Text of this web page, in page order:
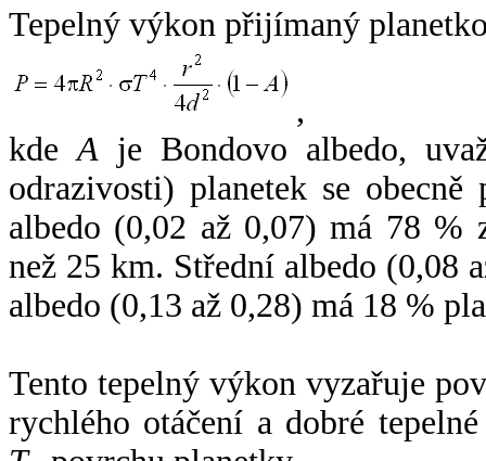
Tepelný výkon přijímaný
,
kdeA je Bondovo albedo,
odrazivosti) planetek se
albedo (0,02 až 0,07) má 78 %
než 25 km. Střední albedo (0,08
albedo (0,13 až 0,28) má 18 %
Tento tepelný výkon vyzařuje
rychlého otáčení a dobré